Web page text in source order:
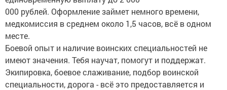
000 рублей. Оформление займет немного времени,
медкомиссия в среднем около 1,5 часов, всё в одном
месте.
Боевой опыт и наличие воинских специальностей не
имеют значения. Тебя научат, помогут и поддержат.
Экипировка, боевое слаживание, подбор воинской
специальности, дорога - всё это предоставляется и